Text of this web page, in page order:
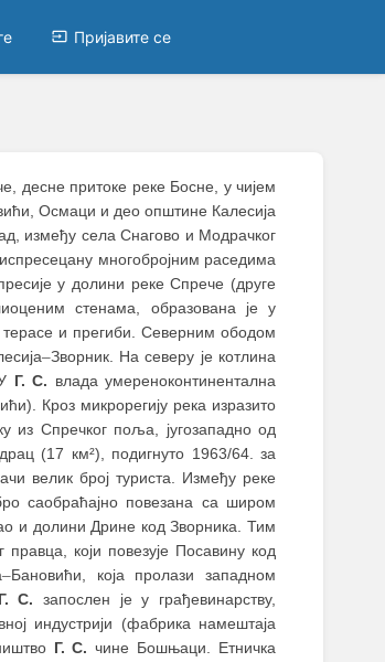
Пријавите се
десне притоке реке Босне, у чијем
Oсмаци и део општине Калесија
између села Снагово и Модрачког
многобројним раседима
у долини реке Спрече (друге
стенама, образована је у
и прегиби. Северним ободом
–Зворник. На северу је котлина
Г. С. влада умереноконтинентална
Кроз микрорегију река изразито
из Спречког поља, југозападно од
(17 км²), подигнуто 1963/64. за
велик број туриста. Између реке
саобраћајно повезана са широм
и долини Дрине код Зворника. Тим
који повезује Посавину код
–Бановићи, која пролази западном
Г. С. запослен је у грађевинарству,
индустрији (фабрика намештаја
Г. С. чине Бошњаци. Етничка